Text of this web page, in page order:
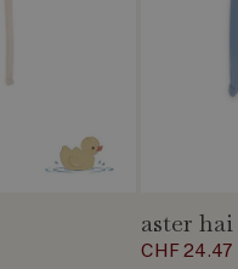
aster
CHF 24.47